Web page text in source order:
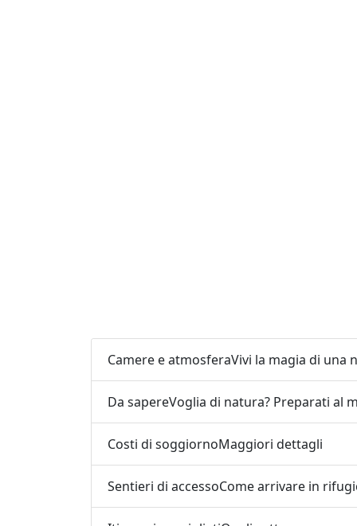
Camere e atmosferaVivi la magia di una
Da sapereVoglia di natura? Preparati al
Costi di soggiornoMaggiori dettagli
Sentieri di accessoCome arrivare in